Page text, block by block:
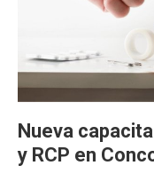
Nueva
y RCP en